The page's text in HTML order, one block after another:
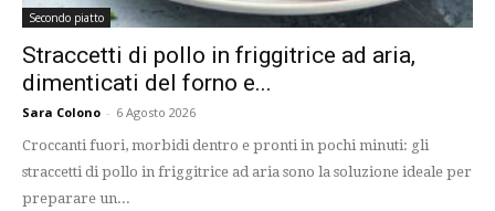
Secondo piatto
Straccetti di pollo in friggitrice ad aria,
dimenticati del forno e...
Sara Colono - 6 Agosto 2026
Croccanti fuori, morbidi dentro e pronti in pochi minuti: gli
straccetti di pollo in friggitrice ad aria sono la soluzione ideale per
preparare un...